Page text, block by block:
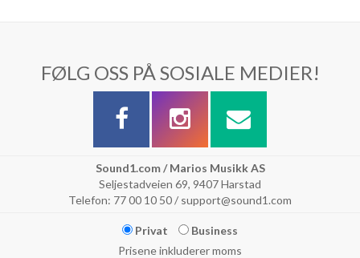
FØLG OSS PÅ SOSIALE MEDIER!
Sound1.com / Marios Musikk AS
Seljestadveien 69, 9407 Harstad
Telefon: 77 00 10 50 / support@sound1.com
Privat
Business
Prisene inkluderer moms